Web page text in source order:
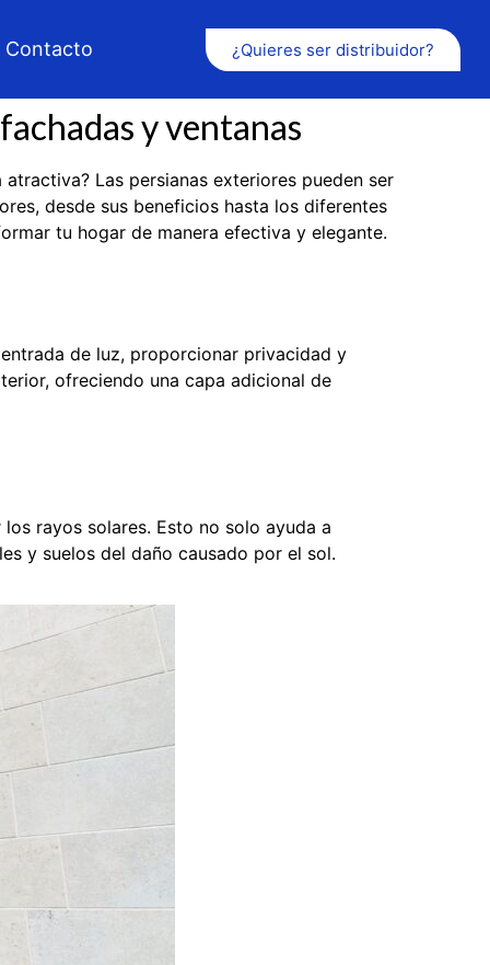
Contacto ¿Quieres ser distribuidor?
y ventanas
Las persianas exteriores pueden ser
desde sus beneficios hasta los diferentes
tu hogar de manera efectiva y elegante.
de luz, proporcionar privacidad y
ofreciendo una capa adicional de
rayos solares. Esto no solo ayuda a
y suelos del daño causado por el sol.